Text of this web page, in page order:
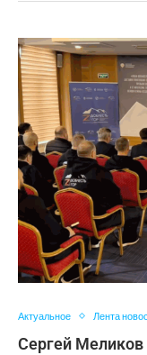
Актуальное Лента
Сергей Меликов